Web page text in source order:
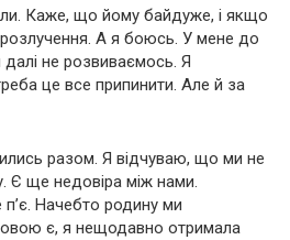
Каже, що йому байдуже, і якщо
А я боюсь. У мене до
не розвиваємось. Я
це все припинити. Але й за
разом. Я відчуваю, що ми не
Є ще недовіра між нами.
Начебто родину ми
є, я нещодавно отримала